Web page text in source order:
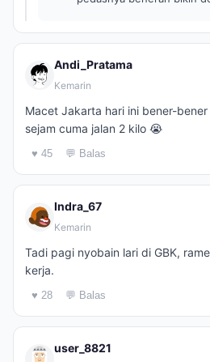
Andi_Pratama
Kemarin
Macet Jakarta hari ini bener-
sejam cuma jalan 2 kilo 😭
♥ 45 💬 Balas
Indra_67
Kemarin
Tadi pagi nyobain lari di GBK,
kerja.
♥ 28 💬 Balas
user_8821